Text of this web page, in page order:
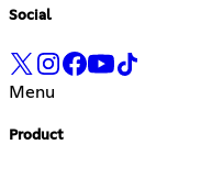
Social
Menu
Product